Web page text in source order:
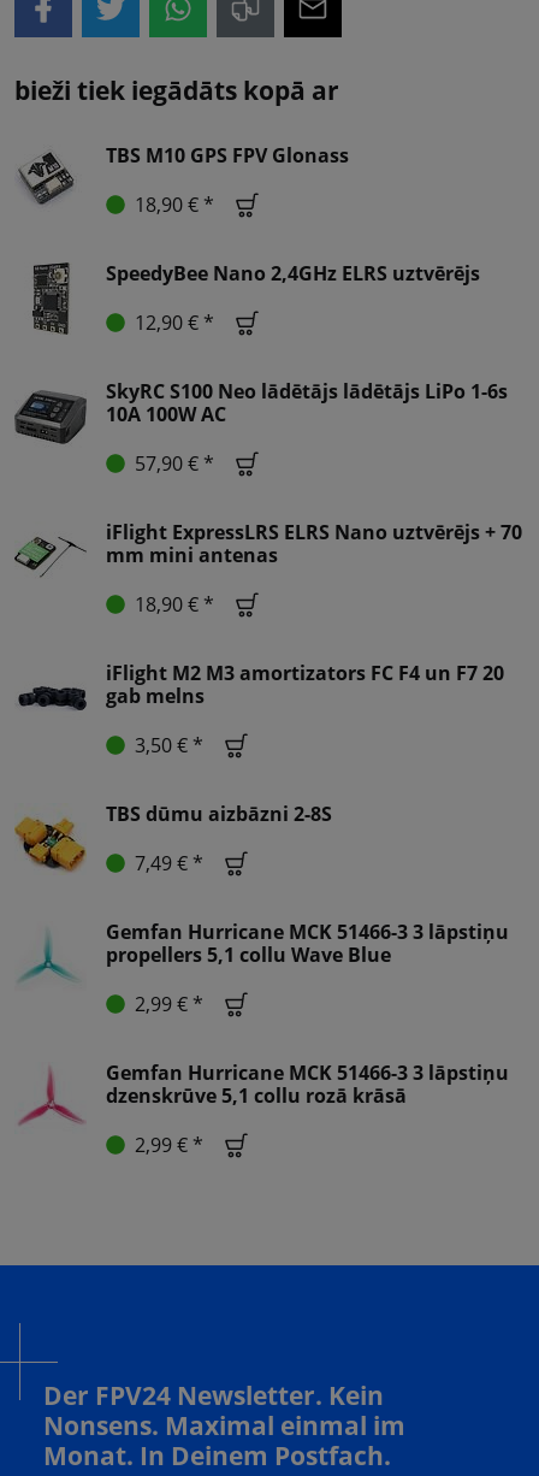
bieži tiek iegādāts kopā ar
TBS M10 GPS FPV Glonass
18,90 € *
SpeedyBee Nano 2,4GHz ELRS uztvērējs
12,90 € *
SkyRC S100 Neo lādētājs lādētājs LiPo 1-6s
10A 100W AC
57,90 € *
iFlight ExpressLRS ELRS Nano uztvērējs + 70
mm mini antenas
18,90 € *
iFlight M2 M3 amortizators FC F4 un F7 20
gab melns
3,50 € *
TBS dūmu aizbāzni 2-8S
7,49 € *
Gemfan Hurricane MCK 51466-3 3 lāpstiņu
propellers 5,1 collu Wave Blue
2,99 € *
Gemfan Hurricane MCK 51466-3 3 lāpstiņu
dzenskrūve 5,1 collu rozā krāsā
2,99 € *
Der FPV24 Newsletter. Kein
Nonsens. Maximal einmal im
Monat. In Deinem Postfach.